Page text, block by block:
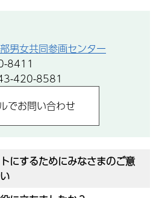
男女共同参画センター
8411
420-8581
にするためにみなさまのご意